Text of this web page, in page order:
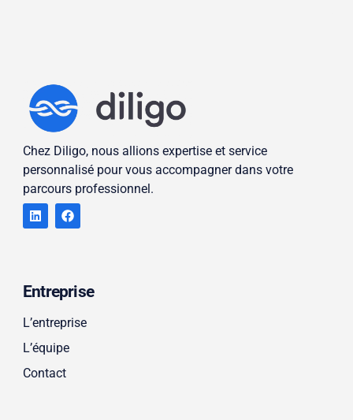
Chez Diligo, nous allions expertise et service
personnalisé pour vous accompagner dans votre
parcours professionnel.
Entreprise
L’entreprise
L’équipe
Contact